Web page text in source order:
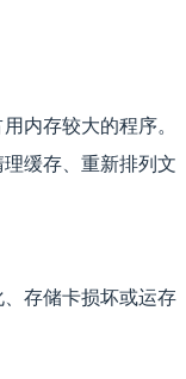
内存较大的程序。
缓存、重新排列文
存储卡损坏或运存